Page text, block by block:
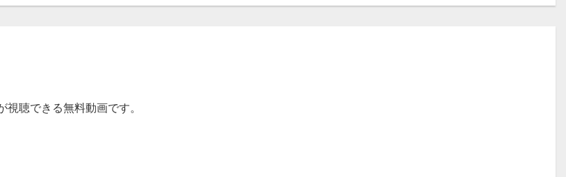
視聴できる無料動画です。